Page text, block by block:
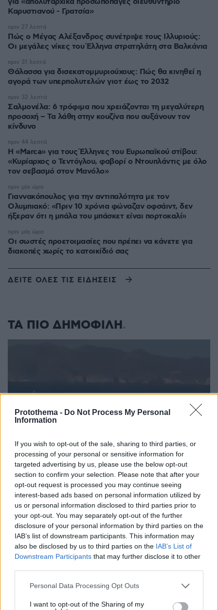
Protothema - Do Not Process My Personal
Information
If you wish to opt-out of the sale, sharing to third parties, or
processing of your personal or sensitive information for
targeted advertising by us, please use the below opt-out
section to confirm your selection. Please note that after your
opt-out request is processed you may continue seeing
interest-based ads based on personal information utilized by
us or personal information disclosed to third parties prior to
your opt-out. You may separately opt-out of the further
disclosure of your personal information by third parties on the
IAB’s list of downstream participants. This information may
also be disclosed by us to third parties on the IAB’s List of
Downstream Participants that may further disclose it to other
Please note that this website/app uses one or more Google
not limited to your visit or usage behaviour. You may click to
Personal Data Processing Opt Outs
I want to opt-out of the Sharing of my
Καρυστιανού - Γρατσία»
Πώς ο Μέγας Αλέξανδρος συνέτριψε τους Ιλλυριούς:
Οι μεγάλες νίκες του Έλληνα στρατηλάτη στα Βαλκάνια
πριν 27 λεπτά
Θάλασσα για δισεκατομμυριούχους: Πώς θα κινηθεί η
αγορά των υπερπολυτελών γιοτ έως το 2032
πριν 31 λεπτά
Σαλμονέλα: 6 τρόφιμα που χρειάζονται τη μεγαλύτερη
προσοχή – Τα λάθη στην κουζίνα που αυξάνουν τον
κίνδυνο
πριν 32 λεπτά
Η «Marca» για τους Έλληνες του Ευρωπαϊκού στίβου:
«Κυρίαρχος ο Τεντόγλου, φαβορί ο Ντουπλάντις με όλο
τον σεβασμό στον Μανόλο»
πριν 44 λεπτά
Γιαννακόπουλος για την αντιπαλότητα με τον
Ολυμπιακό: «Πριν 10 χρόνια φώναζαν οφσάιντ, δεν
ήξεραν ότι η μπάλα του μπάσκετ είναι πορτοκαλί»
πριν μία ώρα
Οι σωστές προετοιμασίες που πρέπει να κάνετε για
διακοπές χωρίς το κατοικίδιό σας
πριν μία ώρα
ΔΕΙΤΕ ΟΛΕΣ ΤΙΣ ΕΙΔΗΣΕΙΣ
ΤΑ ΠΙΟ ΔΗΜΟΦΙΛΗ
Loaded
100.00%
Η Πολιτική Αεροπορία διαπίστωσε κενό στον νόμο
όταν ένας... απίθανος τύπος προσγείωσε το
ελικόπτερό του στο Σαρακήνικο με εκατοντάδες
09.08.2026, 14:15